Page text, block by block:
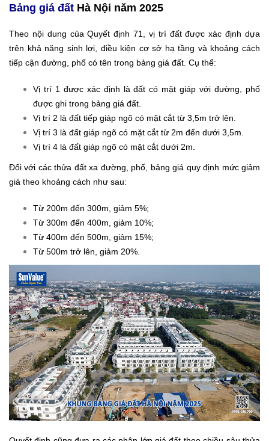
Bảng giá đất Hà Nội năm 2025
Theo nội dung của Quyết định 71, vị trí đất được xác định dựa
trên khả năng sinh lợi, điều kiện cơ sở hạ tầng và khoảng cách
tiếp cận đường, phố có tên trong bảng giá đất. Cụ thể:
Vị trí 1 được xác định là đất có mặt giáp với đường, phố
được ghi trong bảng giá đất.
Vị trí 2 là đất tiếp giáp ngõ có mặt cắt từ 3,5m trở lên.
Vị trí 3 là đất giáp ngõ có mặt cắt từ 2m đến dưới 3,5m.
Vị trí 4 là đất giáp ngõ có mặt cắt dưới 2m.
Đối với các thửa đất xa đường, phố, bảng giá quy định mức giảm
giá theo khoảng cách như sau:
Từ 200m đến 300m, giảm 5%;
Từ 300m đến 400m, giảm 10%;
Từ 400m đến 500m, giảm 15%;
Từ 500m trở lên, giảm 20%.